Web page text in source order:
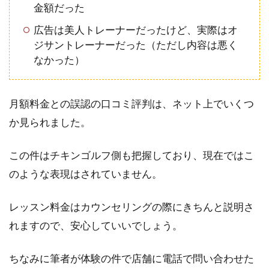
金額だった
広告は美人トレーナーだったけど、実際はオ
ジサントレーナーだった（ただし内容は悪く
なかった）
月額料金との誤認の口コミ評判は、ネット上でいくつ
か見られました。
この件はチキンゴルフ側も把握しており、現在ではこ
のような表現はされていません。
レッスン料金はカウンセリングの際にきちんと説明さ
れますので、安心していいでしょう。
ちなみに筆者が体験の件で店舗に電話で問い合わせた